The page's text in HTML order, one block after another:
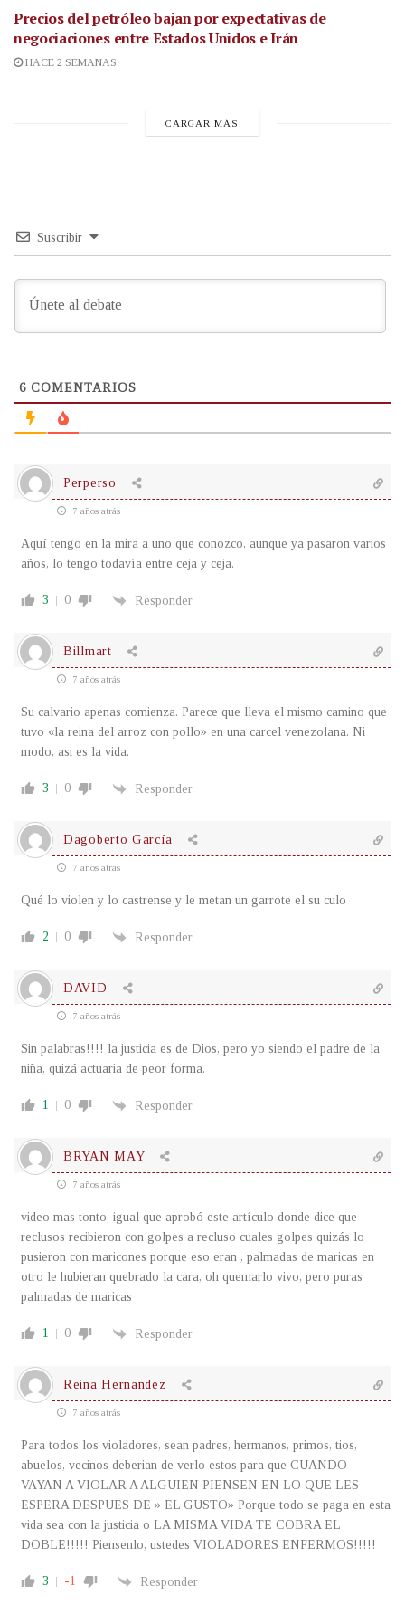
Precios del petróleo bajan por expectativas de
negociaciones entre Estados Unidos e Irán
HACE 2 SEMANAS
CARGAR MÁS
Suscribir
6 COMENTARIOS
Perperso
7 años atrás
Aquí tengo en la mira a uno que conozco, aunque ya pasaron varios
años, lo tengo todavía entre ceja y ceja.
3 0 Responder
Billmart
7 años atrás
Su calvario apenas comienza. Parece que lleva el mismo camino que
tuvo «la reina del arroz con pollo» en una carcel venezolana. Ni
modo, asi es la vida.
3 0 Responder
Dagoberto García
7 años atrás
Qué lo violen y lo castrense y le metan un garrote el su culo
2 0 Responder
DAVID
7 años atrás
Sin palabras!!!! la justicia es de Dios, pero yo siendo el padre de la
niña, quizá actuaria de peor forma.
1 0 Responder
BRYAN MAY
7 años atrás
video mas tonto, igual que aprobó este artículo donde dice que
reclusos recibieron con golpes a recluso cuales golpes quizás lo
pusieron con maricones porque eso eran , palmadas de maricas en
otro le hubieran quebrado la cara, oh quemarlo vivo, pero puras
palmadas de maricas
1 0 Responder
Reina Hernandez
7 años atrás
Para todos los violadores, sean padres, hermanos, primos, tios,
abuelos, vecinos deberian de verlo estos para que CUANDO
VAYAN A VIOLAR A ALGUIEN PIENSEN EN LO QUE LES
ESPERA DESPUES DE » EL GUSTO» Porque todo se paga en esta
vida sea con la justicia o LA MISMA VIDA TE COBRA EL
DOBLE!!!!! Piensenlo, ustedes VIOLADORES ENFERMOS!!!!!
3 -1 Responder